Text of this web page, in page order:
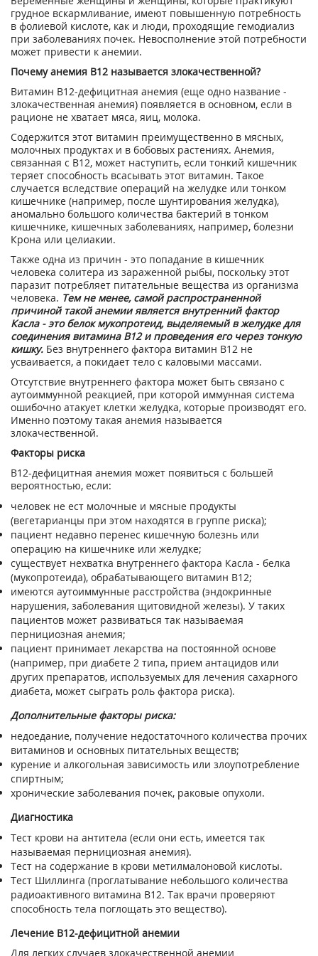
грудное вскармливание, имеют повышенную потребность
в фолиевой кислоте, как и люди, проходящие гемодиализ
при заболеваниях почек. Невосполнение этой потребности
может привести к анемии.
Почему анемия В12 называется злокачественной?
Витамин B12-дефицитная анемия (еще одно название -
злокачественная анемия) появляется в основном, если в
рационе не хватает мяса, яиц, молока.
Содержится этот витамин преимущественно в мясных,
молочных продуктах и в бобовых растениях. Анемия,
связанная с В12, может наступить, если тонкий кишечник
теряет способность всасывать этот витамин. Такое
случается вследствие операций на желудке или тонком
кишечнике (например, после шунтирования желудка),
аномально большого количества бактерий в тонком
кишечнике, кишечных заболеваниях, например, болезни
Крона или целиакии.
Также одна из причин - это попадание в кишечник
человека солитера из зараженной рыбы, поскольку этот
паразит потребляет питательные вещества из организма
человека. Тем не менее, самой распространенной
причиной такой анемии является внутренний фактор
Касла - это белок мукопротеид, выделяемый в желудке для
соединения витамина В12 и проведения его через тонкую
кишку. Без внутреннего фактора витамин В12 не
усваивается, а покидает тело с каловыми массами.
Отсутствие внутреннего фактора может быть связано с
аутоиммунной реакцией, при которой иммунная система
ошибочно атакует клетки желудка, которые производят его.
Именно поэтому такая анемия называется
злокачественной.
Факторы риска
В12-дефицитная анемия может появиться с большей
вероятностью, если:
человек не ест молочные и мясные продукты
(вегетарианцы при этом находятся в группе риска);
пациент недавно перенес кишечную болезнь или
операцию на кишечнике или желудке;
существует нехватка внутреннего фактора Касла - белка
(мукопротеида), обрабатывающего витамин В12;
имеются аутоиммунные расстройства (эндокринные
нарушения, заболевания щитовидной железы). У таких
пациентов может развиваться так называемая
пернициозная анемия;
пациент принимает лекарства на постоянной основе
(например, при диабете 2 типа, прием антацидов или
других препаратов, используемых для лечения сахарного
диабета, может сыграть роль фактора риска).
Дополнительные факторы риска:
недоедание, получение недостаточного количества прочих
витаминов и основных питательных веществ;
курение и алкогольная зависимость или злоупотребление
спиртным;
хронические заболевания почек, раковые опухоли.
Диагностика
Тест крови на антитела (если они есть, имеется так
называемая пернициозная анемия).
Тест на содержание в крови метилмалоновой кислоты.
Тест Шиллинга (проглатывание небольшого количества
радиоактивного витамина В12. Так врачи проверяют
способность тела поглощать это вещество).
Лечение В12-дефицитной анемии
Для легких случаев злокачественной анемии